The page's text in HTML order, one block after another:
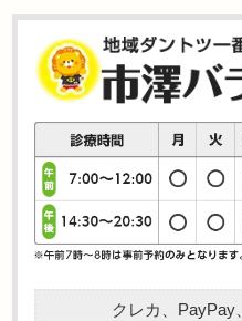
クレカ、PayPay